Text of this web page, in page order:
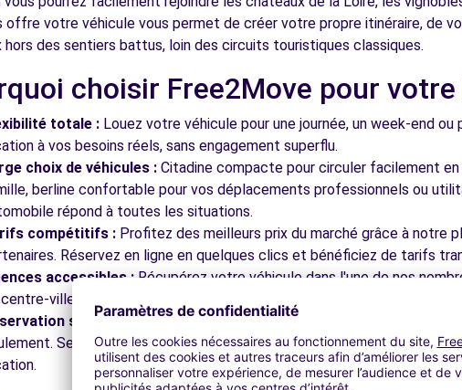
- SAINT-LAMBERT-LA-POTHERIE
6.6 km
offre votre véhicule vous permet de créer votre propre itinéraire, de
hors des sentiers battus, loin des circuits touristiques classiques.
choisir Free2Move pour
totale : Louez votre véhicule pour une journée, un week-end
à vos besoins réels, sans engagement superflu.
choix de véhicules : Citadine compacte pour circuler facilement
berline confortable pour vos déplacements professionnels ou
répond à toutes les situations.
compétitifs : Profitez des meilleurs prix du marché grâce à notre
Réservez en ligne en quelques clics et bénéficiez de tarifs
accessibles : Récupérez votre véhicule dans l'une de nos
ville, en gare ou près des aéroports pour faciliter le démarrage
simplifiée :Notre plateforme intuitive vous permet de
Service client disponible pour répondre à toutes vos